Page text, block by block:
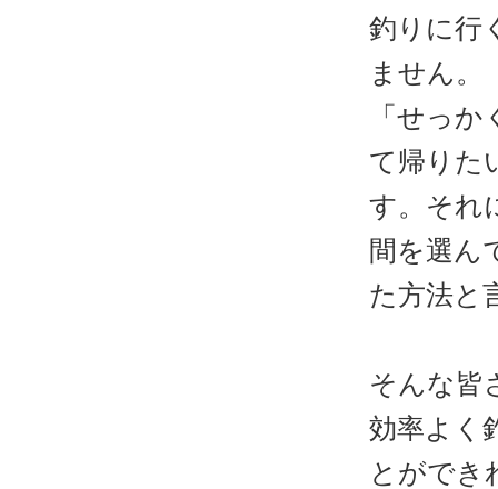
釣りに行
ません。
「せっ
て帰りた
す。それ
間を選ん
た方法と
そんな皆
効率よく
とができ